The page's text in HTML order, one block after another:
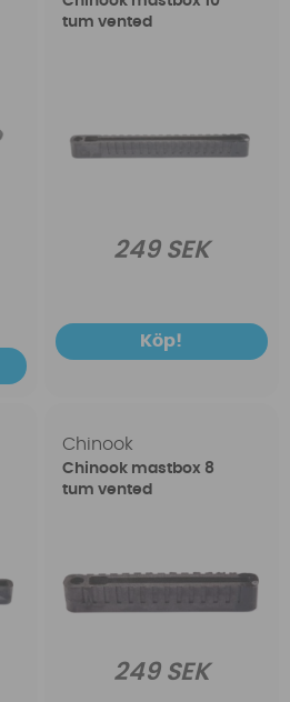
tum vented
249 SEK
Köp!
Chinook
Chinook mastbox 8
tum vented
249 SEK